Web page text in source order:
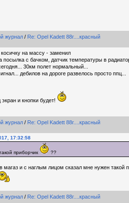
журнал / Re: Opel Kadett 88г....красный
на массу - заменил
посылка с бачком, датчик температуры в
30км полет нормальный...
дебилов на дороге развелось просто ппц...
и кнопки будет!
журнал / Re: Opel Kadett 88г....красный
17:32:58
приборчик ??
магаз и с наглым лицом сказал мне нужен такой
журнал / Re: Opel Kadett 88г....красный